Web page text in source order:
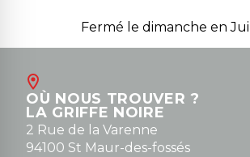
Fermé le dimanche en
Août
contact@la-griffe-
0148836747
OÙ NOUS TROUVER ?
LA GRIFFE NOIRE
2 Rue de la Varenne
94100 St Maur-des-fossés